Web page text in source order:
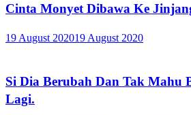
Cinta Monyet Dibawa Ke
19 August 202019 August 2020
Si Dia Berubah Dan Tak Mahu
Lagi.